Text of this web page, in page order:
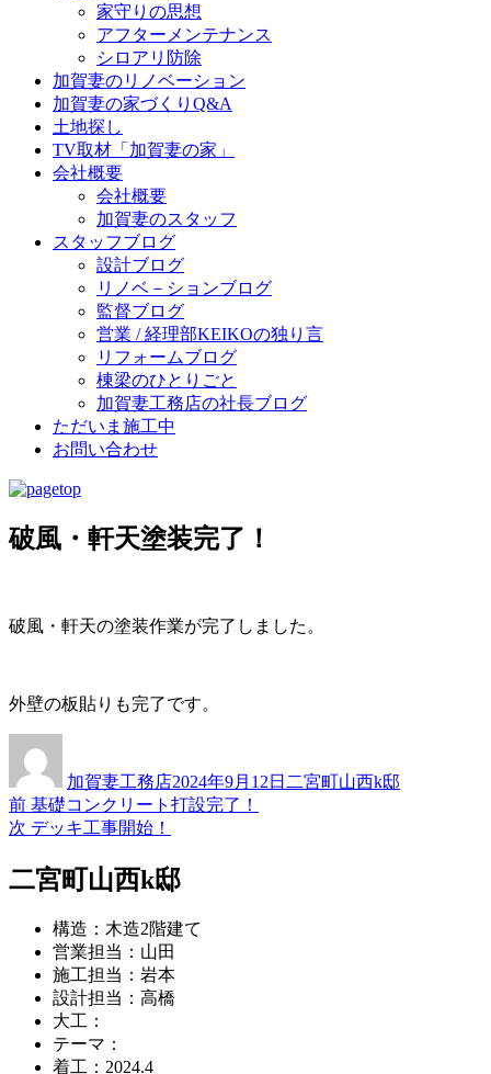
家守りの思想
アフターメンテナンス
シロアリ防除
加賀妻のリノベーション
加賀妻の家づくりQ&A
土地探し
TV取材「加賀妻の家」
会社概要
会社概要
加賀妻のスタッフ
スタッフブログ
設計ブログ
リノベ－ションブログ
監督ブログ
営業 / 経理部KEIKOの独り言
リフォームブログ
棟梁のひとりごと
加賀妻工務店の社長ブログ
ただいま施工中
お問い合わせ
破風・軒天塗装完了！
破風・軒天の塗装作業が完了しました。
外壁の板貼りも完了です。
者加賀妻工務店日:
2024年9月12日ゴ
二宮町山西k邸
投
稿
ナ
前 過
去
投
稿:
基礎コンクリート打設完了！
次 次
投
稿:
デッキ工事開始！
二宮町山西k邸
構造：木造2階建て
営業担当：山田
施工担当：岩本
設計担当：高橋
大工：
テーマ：
着工：2024.4